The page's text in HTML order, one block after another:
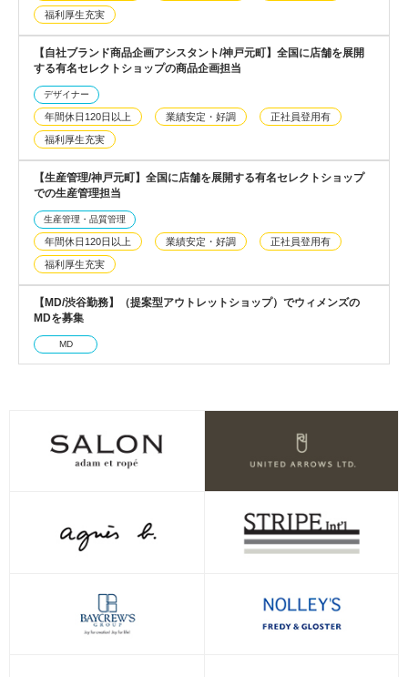
福利厚生充実
【自社ブランド商品企画アシスタント/神戸元町】全国に店舗を展開
する有名セレクトショップの商品企画担当
デザイナー
年間休日120日以上 業績安定・好調 正社員登用有
福利厚生充実
【生産管理/神戸元町】全国に店舗を展開する有名セレクトショップ
での生産管理担当
生産管理・品質管理
年間休日120日以上 業績安定・好調 正社員登用有
福利厚生充実
【MD/渋谷勤務】（提案型アウトレットショップ）でウィメンズの
MDを募集
MD